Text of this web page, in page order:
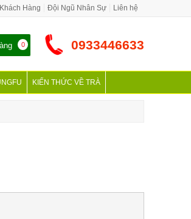
Hàng Đội Ngũ Nhân Sự Liên hệ
0 0933446633
KIẾN THỨC VỀ TRÀ